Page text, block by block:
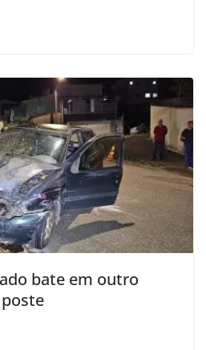
bate em outro